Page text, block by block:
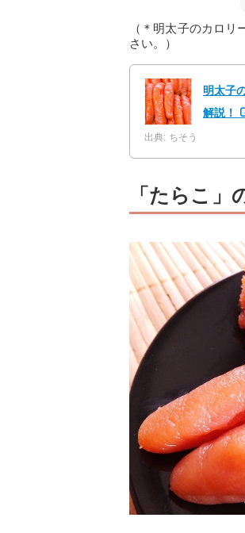
（＊明太子のカロ
さい。）
明太子
解説！
出典: ちそう
「たらこ」